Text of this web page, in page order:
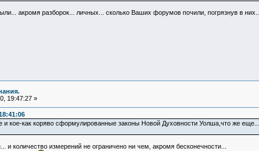
акромя разборок... личных... сколько Ваших форумов почили, погрязнув в них...
19:47:27 »
кое-как коряво сформулированные законы Новой Духовности Уолша,что же
количество измерений не ограничено ни чем, акромя бесконечности...